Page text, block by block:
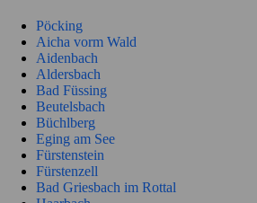
Pöcking
Aicha vorm Wald
Aidenbach
Aldersbach
Bad Füssing
Beutelsbach
Büchlberg
Eging am See
Fürstenstein
Fürstenzell
Bad Griesbach im Rottal